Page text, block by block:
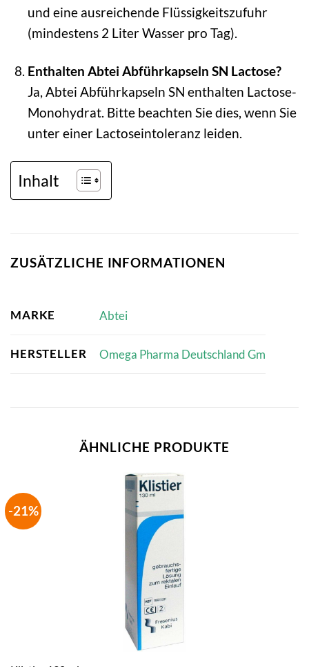
und eine ausreichende Flüssigkeitszufuhr
(mindestens 2 Liter Wasser pro Tag).
Enthalten Abtei Abführkapseln SN Lactose?
Ja, Abtei Abführkapseln SN enthalten Lactose-
Monohydrat. Bitte beachten Sie dies, wenn Sie
unter einer Lactoseintoleranz leiden.
Inhalt
ZUSÄTZLICHE INFORMATIONEN
MARKE Abtei
HERSTELLER Omega Pharma Deutschland Gm
ÄHNLICHE PRODUKTE
-21%